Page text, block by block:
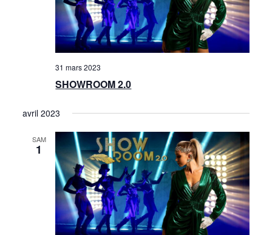
31 mars 2023
SHOWROOM 2.0
avril 2023
SAM
1